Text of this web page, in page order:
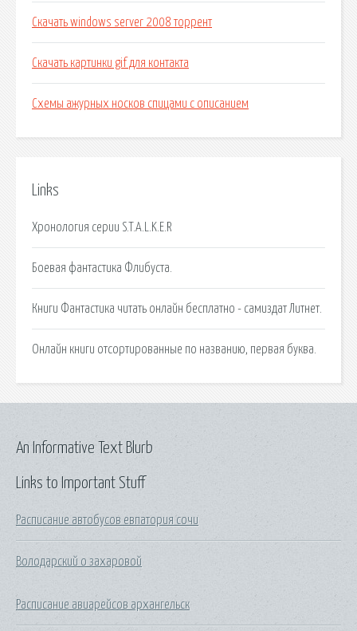
Скачать windows server 2008 торрент
Скачать картинки gif для контакта
Схемы ажурных носков спицами с описанием
Links
Хронология серии S.T.A.L.K.E.R
Боевая фантастика Флибуста.
Книги Фантастика читать онлайн бесплатно - самиздат Литнет.
Онлайн книги отсортированные по названию, первая буква.
Links to Important Stuff
Расписание автобусов евпатория сочи
Володарский о захаровой
Расписание авиарейсов архангельск
An Informative Text Blurb